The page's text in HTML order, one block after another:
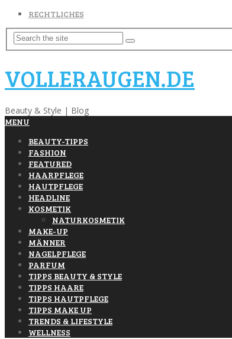
RECHTLICHES
VOLLERAUGEN.DE
Beauty & Style | Blog
MENU
BEAUTY-TIPPS
FASHION
FEATURED
HAARPFLEGE
HAUTPFLEGE
HEADLINE
KOSMETIK
NATURKOSMETIK
MAKE-UP
MÄNNER
NAGELPFLEGE
PARFUM
TIPPS BEAUTY & STYLE
TIPPS HAARE
TIPPS HAUTPFLEGE
TIPPS MAKE UP
TRENDS & LIFESTYLE
WELLNESS